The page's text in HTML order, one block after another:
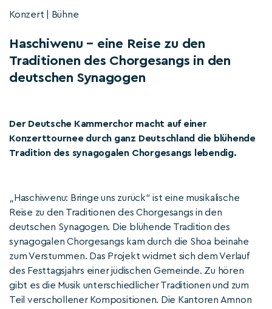
Konzert | Bühne
Haschiwenu – eine Reise zu den
Traditionen des Chorgesangs in den
deutschen Synagogen
Der Deutsche Kammerchor macht auf einer
Konzerttournee durch ganz Deutschland die blühende
Tradition des synagogalen Chorgesangs lebendig.
„Haschiwenu: Bringe uns zurück“ ist eine musikalische
Reise zu den Traditionen des Chorgesangs in den
deutschen Synagogen. Die blühende Tradition des
synagogalen Chorgesangs kam durch die Shoa beinahe
zum Verstummen. Das Projekt widmet sich dem Verlauf
des Festtagsjahrs einer jüdischen Gemeinde. Zu hören
gibt es die Musik unterschiedlicher Traditionen und zum
Teil verschollener Kompositionen. Die Kantoren Amnon